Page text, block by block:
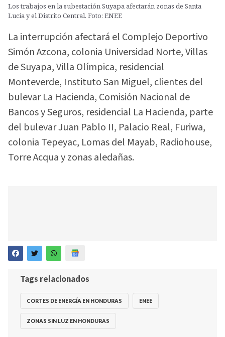
Los trabajos en la subestación Suyapa afectarán zonas de Santa
Lucía y el Distrito Central. Foto: ENEE
La interrupción afectará el Complejo Deportivo
Simón Azcona, colonia Universidad Norte, Villas
de Suyapa, Villa Olímpica, residencial
Monteverde, Instituto San Miguel, clientes del
bulevar La Hacienda, Comisión Nacional de
Bancos y Seguros, residencial La Hacienda, parte
del bulevar Juan Pablo II, Palacio Real, Furiwa,
colonia Tepeyac, Lomas del Mayab, Radiohouse,
Torre Acqua y zonas aledañas.
Tags relacionados
CORTES DE ENERGÍA EN HONDURAS ENEE
ZONAS SIN LUZ EN HONDURAS